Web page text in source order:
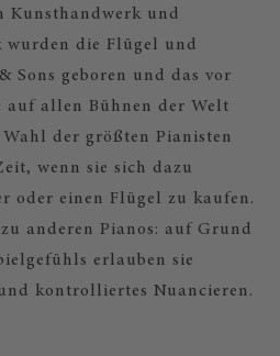
Kunsthandwerk und
die Flügel und
Sons geboren und das vor
auf allen Bühnen der Welt
der größten Pianisten
wenn sie sich dazu
oder einen Flügel zu kaufen.
anderen Pianos: auf Grund
erlauben sie
kontrolliertes Nuancieren.